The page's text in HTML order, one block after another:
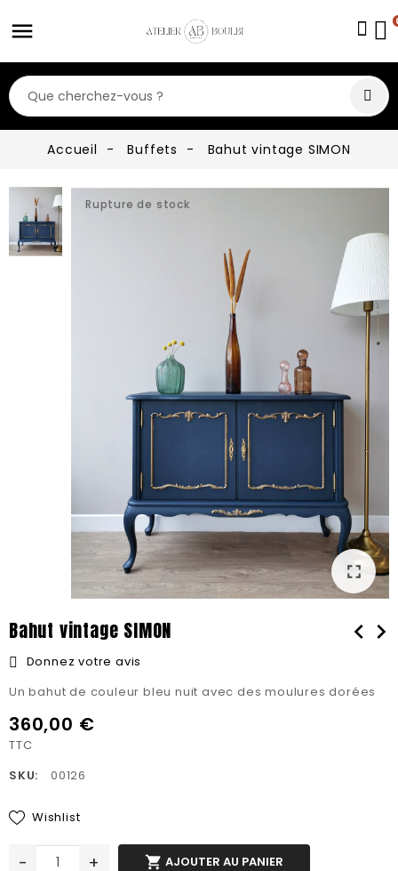
Accueil Buffets Bahut vintage SIMON
Rupture de stock
fullscreen
Bahut vintage SIMON chevron_left chevron_right
Donnez votre avis
Un bahut de couleur bleu nuit avec des moulures dorées
360,00 €
TTC
SKU:
00126
Wishlist
- +  AJOUTER AU PANIER